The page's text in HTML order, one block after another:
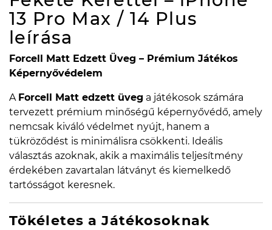
13 Pro Max / 14 Plus
leírása
Forcell Matt Edzett Üveg – Prémium Játékos
Képernyővédelem
A Forcell Matt edzett üveg a játékosok számára
tervezett prémium minőségű képernyővédő, amely
nemcsak kiváló védelmet nyújt, hanem a
tükröződést is minimálisra csökkenti. Ideális
választás azoknak, akik a maximális teljesítmény
érdekében zavartalan látványt és kiemelkedő
tartósságot keresnek.
Tökéletes a Játékosoknak